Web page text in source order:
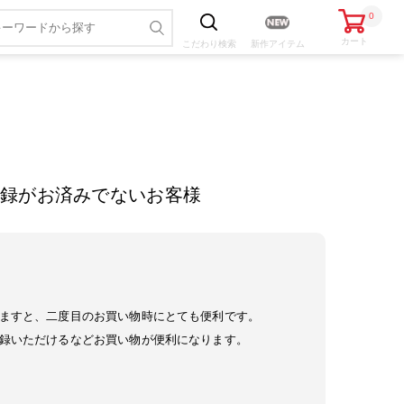
こだわり 検索 新作アイテム
0
カート
がお済みでないお客様
すと、二度目のお買い物時にとても便利です。
いただけるなどお買い物が便利になります。